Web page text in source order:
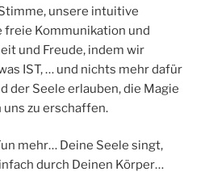
unsere intuitive
freie Kommunikation und
und Freude, indem wir
IST, … und nichts mehr dafür
der Seele erlauben, die Magie
zu erschaffen.
mehr… Deine Seele singt,
durch Deinen Körper…